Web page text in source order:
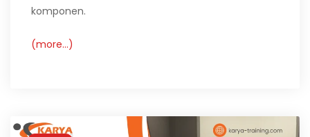
komponen.
(more…)